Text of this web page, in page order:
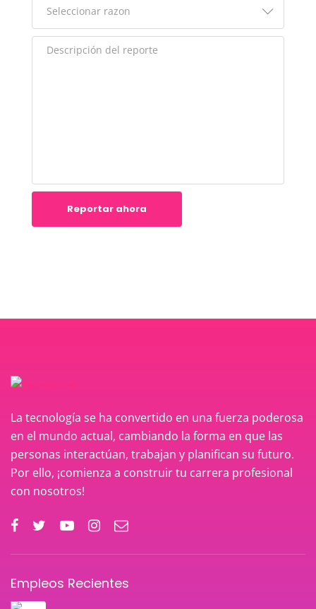
Reportar ahora
La tecnología se ha convertido en una fuerza poderosa
en el mundo actual, cambiando la forma en que las
personas interactúan, trabajan y planifican su futuro.
Por ello, ¡comienza a construir tu carrera profesional
con nosotros!
Empleos Recientes